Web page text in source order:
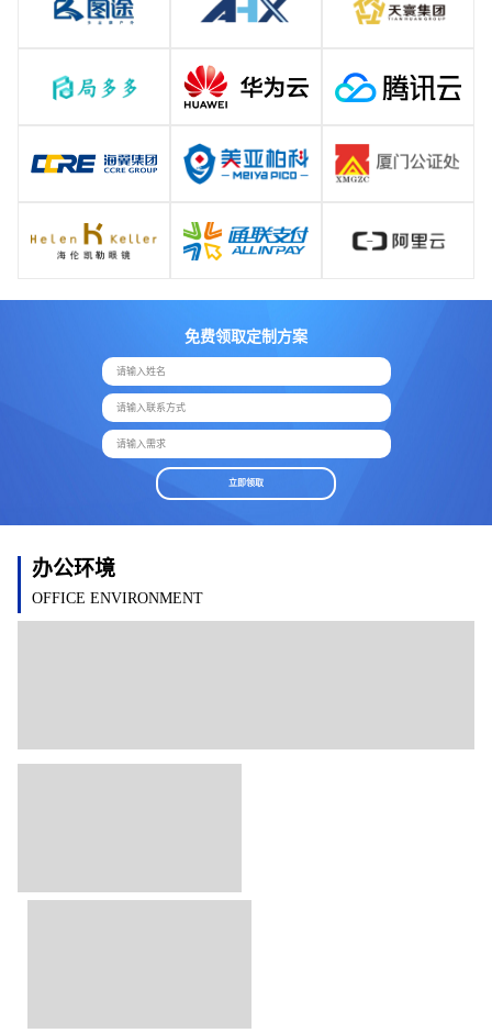
免费领取定制方案
请输入姓名
请输入联系方式
请输入需求
立即领取
办公环境
OFFICE ENVIRONMENT